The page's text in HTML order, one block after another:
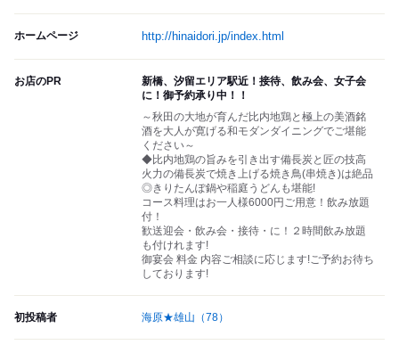
ホームページ http://hinaidori.jp/index.html
お店のPR
新橋、汐留エリア駅近！接待、飲み会、女子会
に！御予約承り中！！
～秋田の大地が育んだ比内地鶏と極上の美酒銘
酒を大人が寛げる和モダンダイニングでご堪能
ください～
◆比内地鶏の旨みを引き出す備長炭と匠の技高
火力の備長炭で焼き上げる焼き鳥(串焼き)は絶品
◎きりたんぽ鍋や稲庭うどんも堪能!
コース料理はお一人様6000円ご用意！飲み放題
付！
歓送迎会・飲み会・接待・に！２時間飲み放題
も付けれます!
御宴会 料金 内容ご相談に応じます!ご予約お待ち
しております!
初投稿者 海原★雄山 （78）